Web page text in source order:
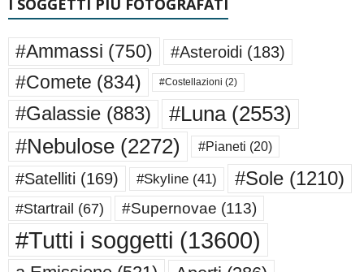
I SOGGETTI PIÙ FOTOGRAFATI
#Ammassi (750) #Asteroidi (183)
#Comete (834) #Costellazioni (2)
#Galassie (883) #Luna(2553)
#Nebulose (2272) #Pianeti (20)
#Satelliti (169) #Skyline (41) #Sole (1210)
#Startrail (67) #Supernovae (113)
#Tutti i soggetti (13600)